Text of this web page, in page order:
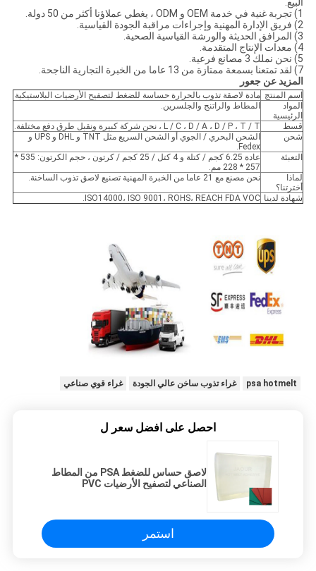
البيع.
1) تجربة غنية في خدمة OEM و ODM ، يغطي عملاؤنا أكثر من 50 دولة.
2) فريق الإدارة المهنية وإجراءات مراقبة الجودة القياسية.
3) المرافق الحديثة والورشة القياسية الصحية.
4) معدات الإنتاج المتقدمة.
5) نحن نملك 3 مصانع فرعية.
7) لقد تمتعنا بسمعة ممتازة من 13 عاما من الخبرة التجارية الناجحة.
المزيد عن جعور
اسم المنتج مادة لاصقة تذوب بالحرارة حساسة للضغط لتصفيح الأرضيات البلاستيكية
المواد
الرئيسية
المطاط والراتنج والجلسرين.
قسط
L / C ، D / A ، D / P ، T / T ، نحن شركة كبيرة ونقبل طرق دفع مختلفة.
شحن
الشحن البحري / الجوي أو الشحن السريع مثل TNT و DHL و UPS و
Fedex.
التعبئة
عادة 6.25 كجم / كتلة و 4 كتل / 25 كجم / كرتون ، حجم الكرتون: 535 *
257 * 228 مم.
لماذا
أخترتنا؟
نحن مصنع مع 21 عاما من الخبرة المهنية تصنيع لاصق تذوب الساخنة.
شهادة لدينا ISO14000، ISO 9001، ROHS، REACH FDA VOC.
psa hotmelt غراء تذوب ساخن عالي الجودة غراء قوي صناعي
احصل على افضل سعر ل
لاصق حساس للضغط PSA من المطاط
الصناعي لتصفيح الأرضيات PVC
استمر